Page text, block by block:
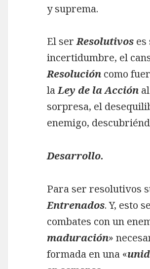
y suprema.
El serResolutivos
incertidumbre, el
Resolución como
laLey de la Acción
sorpresa, el
enemigo,
Desarrollo.
Para ser resolutivos
Entrenados. Y, esto
combates con un
maduración»
formada en una «